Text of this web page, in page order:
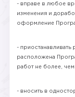
- вправе в любое
изменения и
оформление
- приостанавливать
расположена
работ не более,
- вносить в